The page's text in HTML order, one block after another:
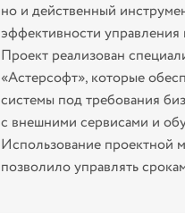
но и действенный
эффективности управления
Проект реализован
«Астерсофт», которые
системы под требования
с внешними сервисами и
Использование проектной
позволило управлять